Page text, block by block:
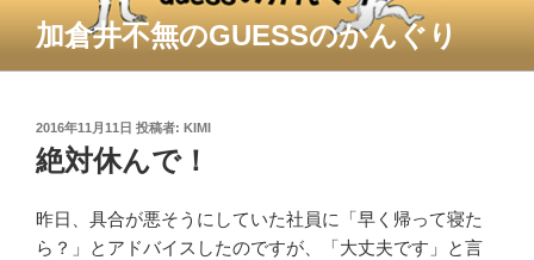
テ
加倉井不無のGUESSのかんぐり
投
稿
日:
2016年11月11日 投稿者: KIMI
絶対休んで！
昨日、具合が悪そうにしていた社員に「早く帰って寝た
ら？」とアドバイスしたのですが、「大丈夫です」と言